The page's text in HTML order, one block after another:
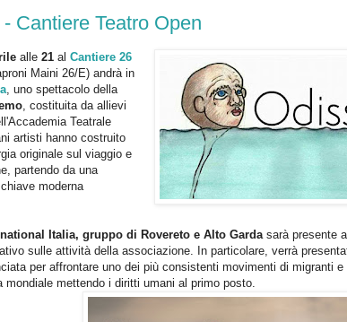
Cantiere Teatro Open
alle 21 al Cantiere 26
Maini 26/E) andrà in
, uno spettacolo della
, costituita da allievi
Teatrale
artisti hanno costruito
originale sul viaggio e
partendo da una
moderna
Italia, gruppo di Rovereto e Alto Garda sarà presente
sulle attività della associazione. In particolare, verrà
per affrontare uno dei più consistenti movimenti di migranti e
mondiale mettendo i diritti umani al primo posto.